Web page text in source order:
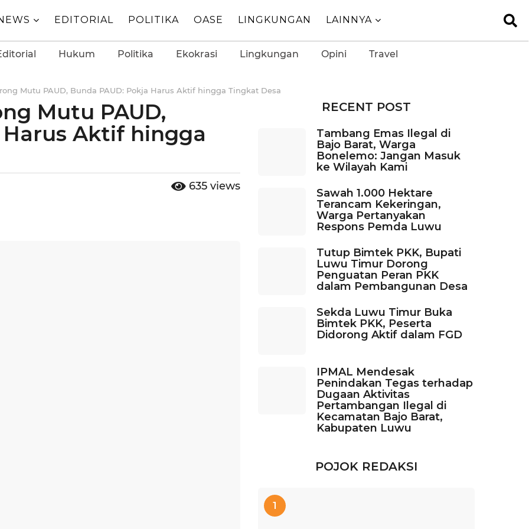
EDITORIAL POLITIKA OASE LINGKUNGAN LAINNYA
Hukum Politika Ekokrasi Lingkungan Opini Travel
Mutu PAUD, Bunda PAUD: Pokja Harus Aktif hingga Tingkat Desa
Mutu PAUD,
Harus Aktif hingga
635 views
RECENT POST
Tambang Emas Ilegal di
Bajo Barat, Warga
Bonelemo: Jangan Masuk
ke Wilayah Kami
Sawah 1.000 Hektare
Terancam Kekeringan,
Warga Pertanyakan
Respons Pemda Luwu
Tutup Bimtek PKK, Bupati
Luwu Timur Dorong
Penguatan Peran PKK
dalam Pembangunan Desa
Sekda Luwu Timur Buka
Bimtek PKK, Peserta
Didorong Aktif dalam FGD
IPMAL Mendesak
Penindakan Tegas terhadap
Dugaan Aktivitas
Pertambangan Ilegal di
Kecamatan Bajo Barat,
Kabupaten Luwu
POJOK REDAKSI
1